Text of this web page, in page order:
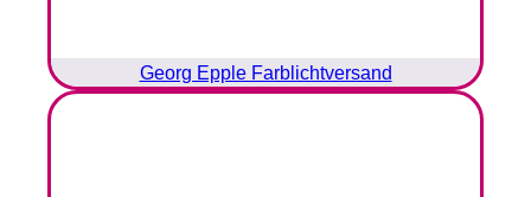
Georg Epple Farblichtversand